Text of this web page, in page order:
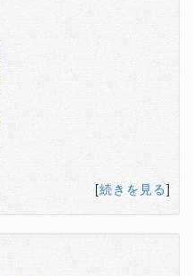
[続きを見る]